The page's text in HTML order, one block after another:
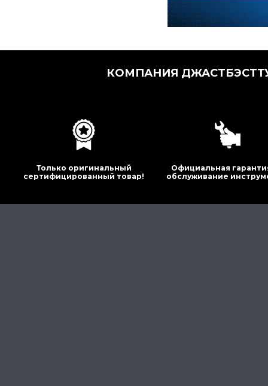
КОМПАНИЯ
Только оригинальный
сертифицированный товар!
Официальная
обслуживание